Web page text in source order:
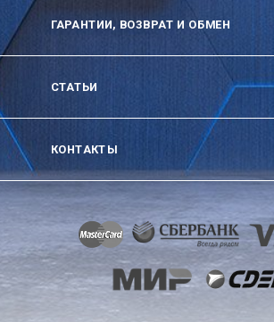
ГАРАНТИИ, ВОЗВРАТ И ОБМЕН
СТАТЬИ
КОНТАКТЫ